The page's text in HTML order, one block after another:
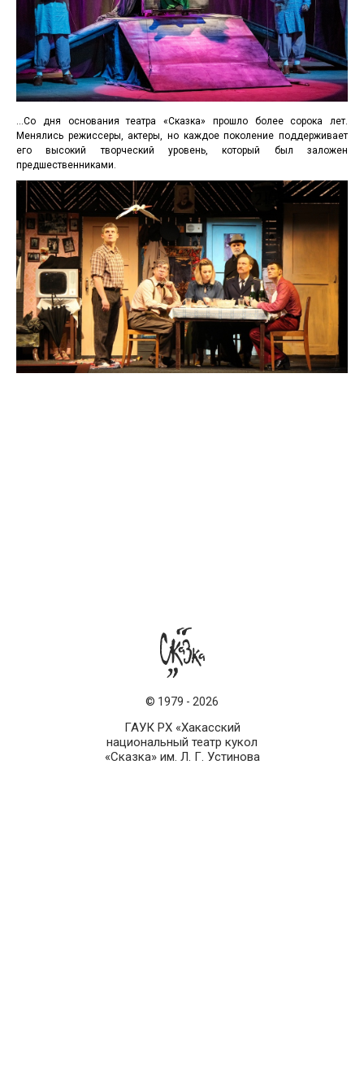
…Со дня основания театра «Сказка» прошло более сорока лет.
Менялись режиссеры, актеры, но каждое поколение поддерживает
его высокий творческий уровень, который был заложен
предшественниками.
© 1979 - 2026
ГАУК РХ «Хакасский
национальный театр кукол
«Сказка» им. Л. Г. Устинова